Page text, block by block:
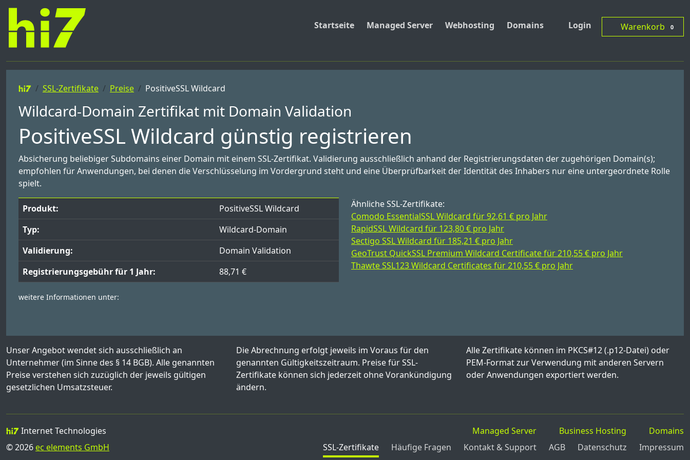
Startseite Managed Server Webhosting Domains Login Warenkorb 0
SSL-Zertifikate Preise PositiveSSL Wildcard
Wildcard-Domain Zertifikat mit Domain Validation
PositiveSSL Wildcard günstig registrieren
Absicherung beliebiger Subdomains einer Domain mit einem SSL-Zertifikat. Validierung ausschließlich anhand der Registrierungsdaten der zugehörigen Domain(s);
empfohlen für Anwendungen, bei denen die Verschlüsselung im Vordergrund steht und eine Überprüfbarkeit der Identität des Inhabers nur eine untergeordnete Rolle
spielt.
Produkt:
PositiveSSL Wildcard
Typ:
Wildcard-Domain
Validierung:
Domain Validation
Registrierungsgebühr für 1 Jahr:
88,71 €
weitere Informationen unter:
Ähnliche SSL-Zertifikate:
Comodo EssentialSSL Wildcard für 92,61 € pro Jahr
RapidSSL Wildcard für 123,80 € pro Jahr
Sectigo SSL Wildcard für 185,21 € pro Jahr
GeoTrust QuickSSL Premium Wildcard Certificate für 210,55 € pro Jahr
Thawte SSL123 Wildcard Certificates für 210,55 € pro Jahr
Unser Angebot wendet sich ausschließlich an
Unternehmer (im Sinne des § 14 BGB). Alle genannten
Preise verstehen sich zuzüglich der jeweils gültigen
gesetzlichen Umsatzsteuer.
Die Abrechnung erfolgt jeweils im Voraus für den
genannten Gültigkeitszeitraum. Preise für SSL-
Zertifikate können sich jederzeit ohne Vorankündigung
ändern.
Alle Zertifikate können im PKCS#12 (.p12-Datei) oder
PEM-Format zur Verwendung mit anderen Servern
oder Anwendungen exportiert werden.
Internet Technologies
© 2026 ec elements GmbH
Managed Server Business Hosting
Domains
SSL-Zertifikate
Häufige Fragen Kontakt & Support AGB Datenschutz Impressum